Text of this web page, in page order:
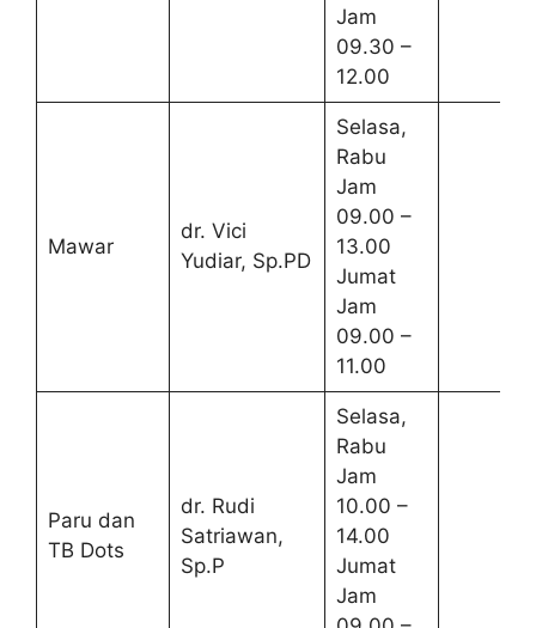
Jam
09.30 –
12.00
Mawar
dr. Vici
Yudiar, Sp.PD
Selasa,
Rabu
Jam
09.00 –
13.00
Jumat
Jam
09.00 –
11.00
Paru dan
TB Dots
dr. Rudi
Satriawan,
Sp.P
Selasa,
Rabu
Jam
10.00 –
14.00
Jumat
Jam